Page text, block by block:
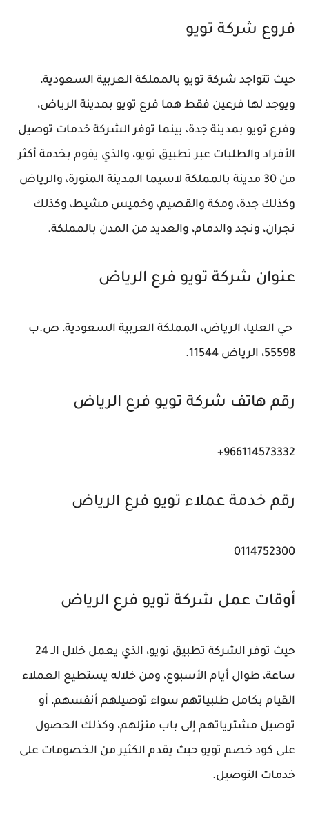
فروع شركة تويو
حيث تتواجد شركة تويو بالمملكة العربية السعودية،
ويوجد لها فرعين فقط هما فرع تويو بمدينة الرياض،
وفرع تويو بمدينة جدة، بينما توفر الشركة خدمات توصيل
الأفراد والطلبات عبر تطبيق تويو، والذي يقوم بخدمة أكثر
من 30 مدينة بالمملكة لاسيما المدينة المنورة، والرياض
وكذلك جدة، ومكة والقصيم، وخميس مشيط، وكذلك
نجران، ونجد والدمام، والعديد من المدن بالمملكة.
عنوان شركة تويو فرع الرياض
حي العليا، الرياض، المملكة العربية السعودية، ص.ب
55598، الرياض 11544.
رقم هاتف شركة تويو فرع الرياض
966114573332+
رقم خدمة عملاء تويو فرع الرياض
0114752300
أوقات عمل شركة تويو فرع الرياض
حيث توفر الشركة تطبيق تويو، الذي يعمل خلال الـ 24
ساعة، طوال أيام الأسبوع، ومن خلاله يستطيع العملاء
القيام بكامل طلبياتهم سواء توصيلهم أنفسهم، أو
توصيل مشترياتهم إلى باب منزلهم، وكذلك الحصول
على كود خصم تويو حيث يقدم الكثير من الخصومات على
خدمات التوصيل.